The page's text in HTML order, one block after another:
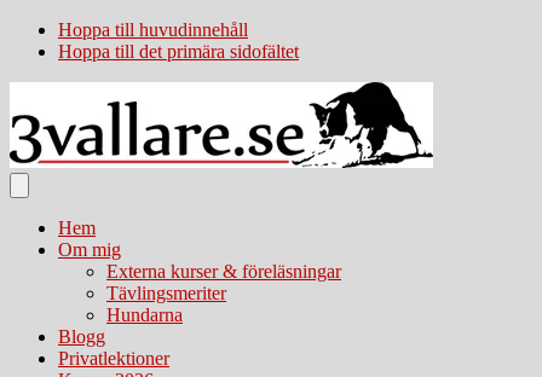
Hoppa till huvudinnehåll
Hoppa till det primära sidofältet
Hem
Om mig
Externa kurser & föreläsningar
Tävlingsmeriter
Hundarna
Blogg
Privatlektioner